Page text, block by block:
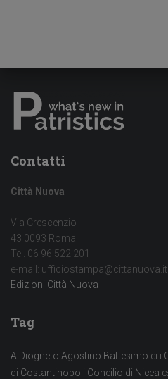
Contatti
Città Nuova
Via Crescenzio
43 0093 Roma
Tel. 06 96 522 201
e-mail: ufficiostampa@cittanuova.it
Edizioni Città Nuova
Tag
A Diogneto Agostino Battesimo CEI
di Costantinopoli Concilio di Nicea